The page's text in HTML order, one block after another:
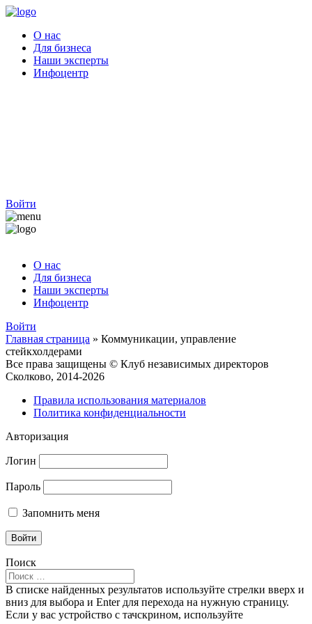
О нас
Для бизнеса
Наши эксперты
Инфоцентр
Войти
О нас
Для бизнеса
Наши эксперты
Инфоцентр
Войти
Главная страница » Коммуникации, управление
стейкхолдерами
Все права защищены © Клуб независимых директоров
Сколково, 2014-2026
Правила использования материалов
Политика конфиденциальности
Авторизация
Логин
Пароль
Запомнить меня
Поиск
Поиск
по:
В списке найденных результатов используйте стрелки вверх и
вниз для выбора и Enter для перехода на нужную страницу.
Если у вас устройство с тачскрином, используйте